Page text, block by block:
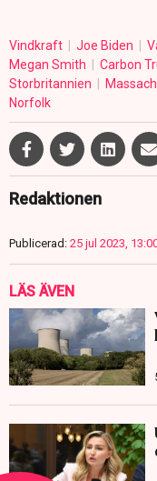
Vindkraft Joe Biden
Megan Smith
Carbon
Storbritannien
Norfolk
Redaktionen
Publicerad: 25 jul 2023,
LÄS ÄVEN